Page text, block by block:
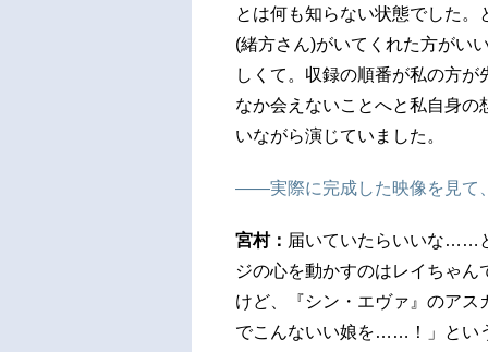
とは何も知らない状態でした
(緒方さん)がいてくれた方がい
しくて。収録の順番が私の方
なか会えないことへと私自身
いながら演じていました。
――実際に完成した映像を見て
宮村： 届いていたらいいな……
ジの心を動かすのはレイちゃ
けど、『シン・エヴァ』のア
でこんないい娘を……！」とい